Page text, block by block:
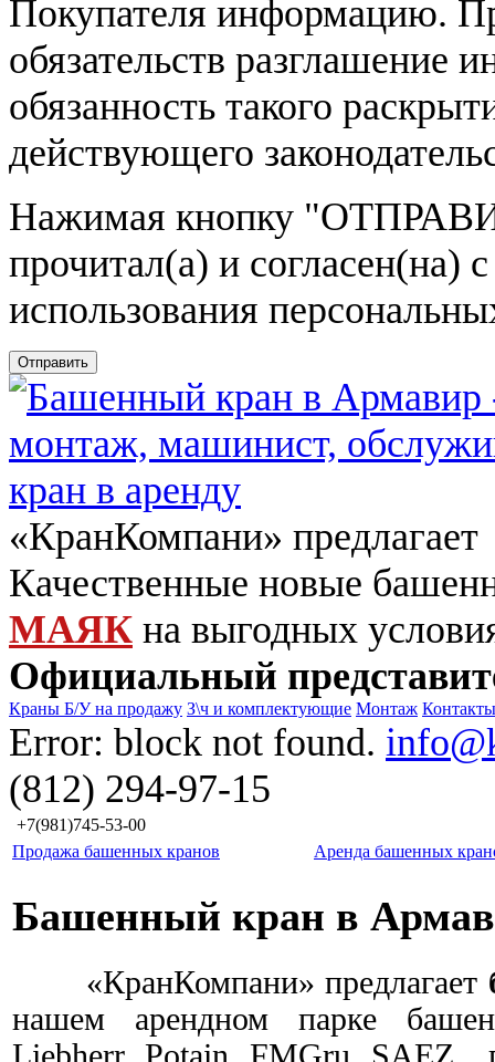
Покупателя информацию.
обязательств разглашение
обязанность такого
действующего
Нажимая кнопку
прочитал(а) и согласен(на)
использования
Отправить
«КранКомпани» предлагает
Качественные новые
МАЯК на выгодных
Официальный
Краны Б/У на продажу З\ч и комплектующие Монтаж Контакты
Error: block not found.
(812) 294-97-15
+7(981)745-53-00
Продажа башенных кранов
Аренда башенных
Башенный кран в
«КранКомпани» предлагает
нашем арендном парке
Liebherr, Potain, FMGru, SAEZ ,